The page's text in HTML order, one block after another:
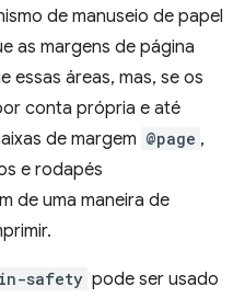
de manuseio de papel
as margens de página
essas áreas, mas, se os
conta própria e até
de margem @page ,
e rodapés
de uma maneira de
safety pode ser usado